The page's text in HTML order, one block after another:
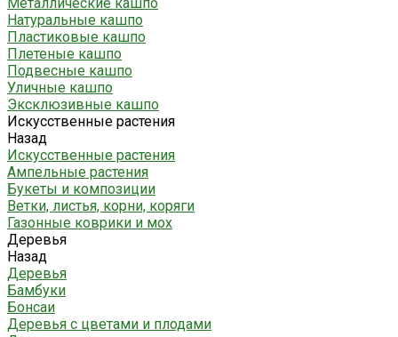
Натуральные кашпо
Пластиковые кашпо
Плетеные кашпо
Подвесные кашпо
Уличные кашпо
Эксклюзивные кашпо
Искусственные растения
Назад
Искусственные растения
Ампельные растения
Букеты и композиции
Ветки, листья, корни, коряги
Газонные коврики и мох
Деревья
Назад
Деревья
Бамбуки
Бонсаи
Деревья с цветами и плодами